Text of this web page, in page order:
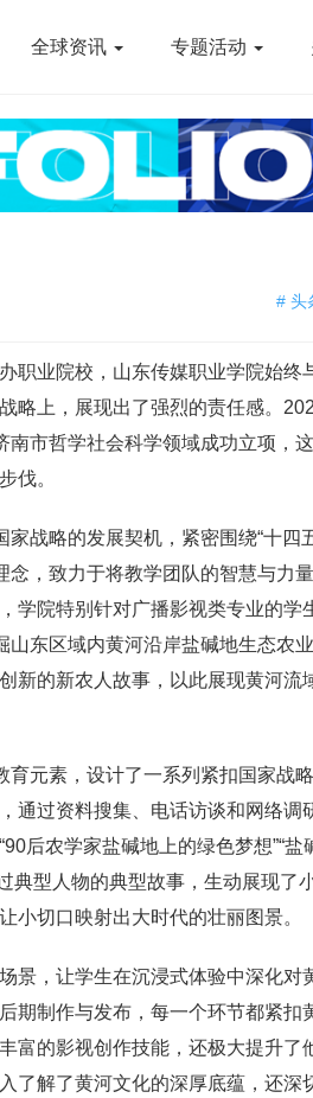
全球资讯 专题活动
# 头
职业院校，山东传媒职业学院始终
略上，展现出了强烈的责任感。
南市哲学社会科学领域成功立项，
伐。
战略的发展契机，紧密围绕“十四
念，致力于将教学团队的智慧与力
学院特别针对广播影视类专业的学
山东区域内黄河沿岸盐碱地生态农
新的新农人故事，以此展现黄河流
育元素，设计了一系列紧扣国家战
通过资料搜集、电话访谈和网络调
后农学家盐碱地上的绿色梦想”“盐
典型人物的典型故事，生动展现了
小切口映射出大时代的壮丽图景。
景，让学生在沉浸式体验中深化对
期制作与发布，每一个环节都紧扣
富的影视创作技能，还极大提升了
了解了黄河文化的深厚底蕴，还深